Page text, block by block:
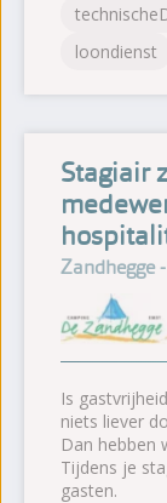
loondienst
Stagiair
Zandhegge
Is
niets liever
Dan hebben
Tijdens je
gasten.